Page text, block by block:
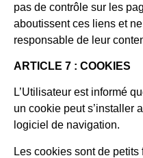
pas de contrôle sur les
aboutissent ces liens et
responsable de leur
ARTICLE 7 : COOKIES
L’Utilisateur est informé
un cookie peut s’installer
logiciel de navigation.
Les cookies sont de